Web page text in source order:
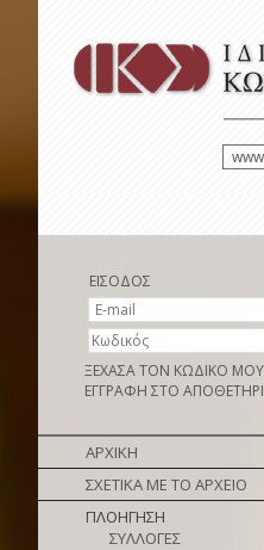
ΕΙΣΟΔΟΣ
ΞΕΧΑΣΑ ΤΟΝ ΚΩΔΙΚΟ ΜΟΥ
ΕΓΓΡΑΦΗ ΣΤΟ
ΑΡΧΙΚΗ
ΣΧΕΤΙΚΑ ΜΕ ΤΟ ΑΡΧΕΙΟ
ΠΛΟΗΓΗΣΗ
ΣΥΛΛΟΓΕΣ